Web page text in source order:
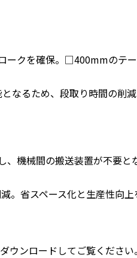
ークを確保。□400mmのテ
なるため、段取り時間の削
機械間の搬送装置が不要
。省スペース化と生産性向
ウンロードしてご覧ください。